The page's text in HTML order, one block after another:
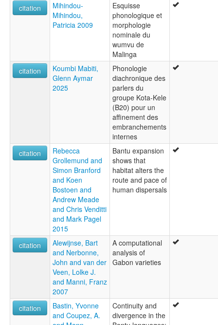
citation
Mihindou-
Mihindou,
Patricia 2009
Esquisse
phonologique et
morphologie
nominale du
wumvu de
Malinga
citation
Koumbi Mabiti,
Glenn Aymar
2025
Phonologie
diachronique des
parlers du
groupe Kota-Kele
(B20) pour un
affinement des
embranchements
internes
citation
Rebecca
Grollemund and
Simon Branford
and Koen
Bostoen and
Andrew Meade
and Chris Venditti
and Mark Pagel
2015
Bantu expansion
shows that
habitat alters the
route and pace of
human dispersals
citation
Alewijnse, Bart
and Nerbonne,
John and van der
Veen, Lolke J.
and Manni, Franz
2007
A computational
analysis of
Gabon varieties
citation
Bastin, Yvonne
and Coupez, A.
Continuity and
divergence in the